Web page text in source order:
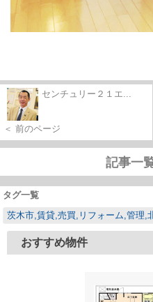
センチュリー２１エ...
＜ 前のページ
記事一
タグ一覧
茨木市,賃貸,売買,リフォーム,管理,
おすすめ物件